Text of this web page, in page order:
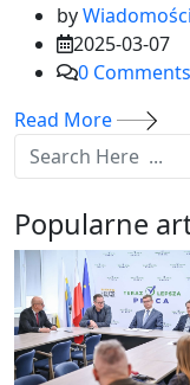
by
2025-03-07
0 Comments
Read More
Popularne